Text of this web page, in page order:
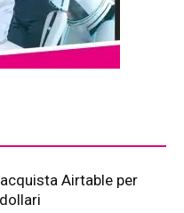
Airtable per